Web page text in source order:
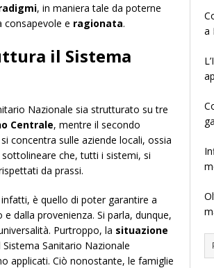
, in maniera tale da poterne
consapevole e ragionata.
il Sistema
Nazionale sia strutturato su tre
Centrale, mentre il secondo
concentra sulle aziende locali, ossia
che, tutti i sistemi, si
da prassi.
è quello di poter garantire a
dalla provenienza. Si parla, dunque,
Purtroppo, la situazione
Sanitario Nazionale
applicati. Ciò nonostante, le famiglie
a